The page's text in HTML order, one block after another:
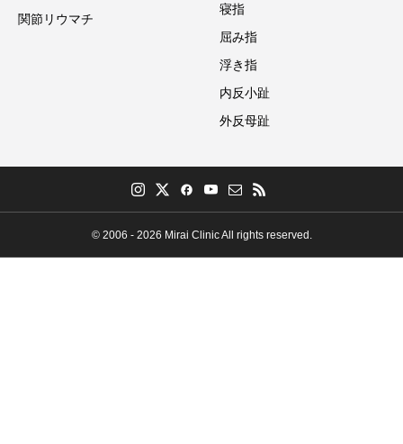
関節リウマチ
寝指
屈み指
浮き指
内反小趾
外反母趾
© 2006 - 2026 Mirai Clinic All rights reserved.